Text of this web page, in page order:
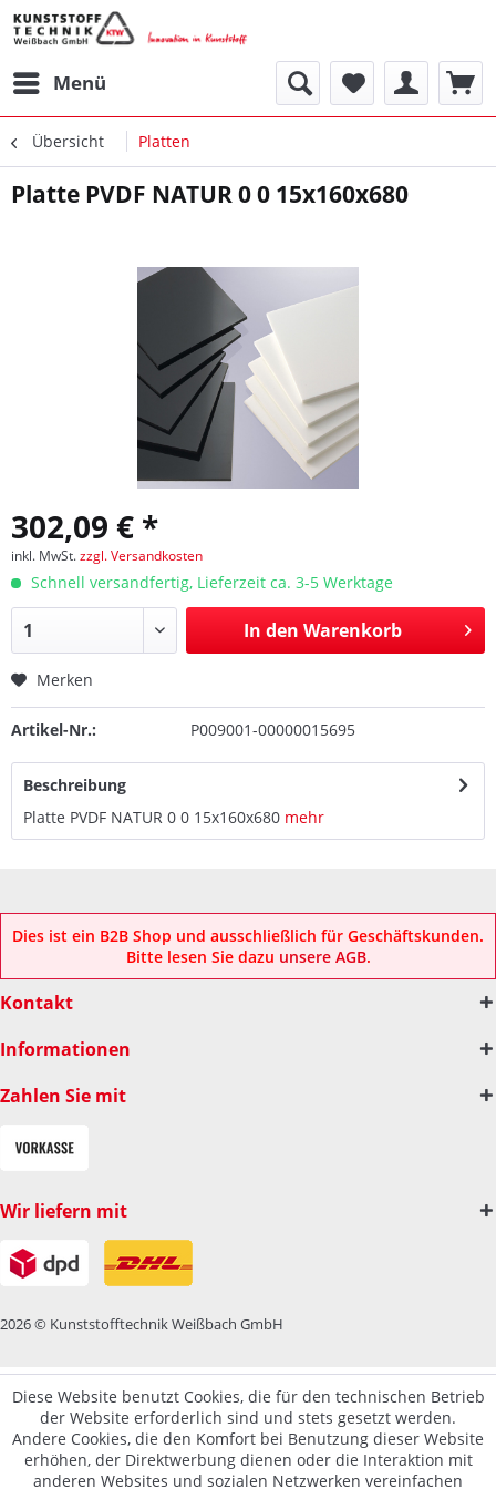
Menü
Übersicht Platten
Platte PVDF NATUR 0 0 15x160x680
302,09 € *
inkl. MwSt.zzgl. Versandkosten
Schnell versandfertig, Lieferzeit ca. 3-5 Werktage
In den Warenkorb
Merken
Artikel-Nr.: P009001-00000015695
Beschreibung
Platte PVDF NATUR 0 0 15x160x680 mehr
Dies ist ein B2B Shop und ausschließlich für Geschäftskunden.
Bitte lesen Sie dazu unsere AGB.
Kontakt
Informationen
Zahlen Sie mit
Wir liefern mit
2026 © Kunststofftechnik Weißbach GmbH
Diese Website benutzt Cookies, die für den technischen Betrieb
der Website erforderlich sind und stets gesetzt werden.
Andere Cookies, die den Komfort bei Benutzung dieser Website
erhöhen, der Direktwerbung dienen oder die Interaktion mit
anderen Websites und sozialen Netzwerken vereinfachen